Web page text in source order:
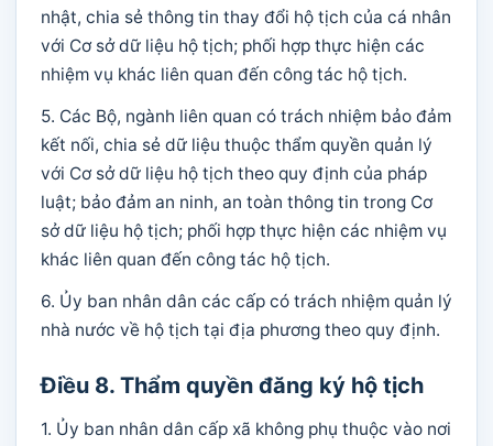
nhật, chia sẻ thông tin thay đổi hộ tịch của cá nhân
với Cơ sở dữ liệu hộ tịch; phối hợp thực hiện các
nhiệm vụ khác liên quan đến công tác hộ tịch.
5. Các Bộ, ngành liên quan có trách nhiệm bảo đảm
kết nối, chia sẻ dữ liệu thuộc thẩm quyền quản lý
với Cơ sở dữ liệu hộ tịch theo quy định của pháp
luật; bảo đảm an ninh, an toàn thông tin trong Cơ
sở dữ liệu hộ tịch; phối hợp thực hiện các nhiệm vụ
khác liên quan đến công tác hộ tịch.
6. Ủy ban nhân dân các cấp có trách nhiệm quản lý
nhà nước về hộ tịch tại địa phương theo quy định.
Điều 8. Thẩm quyền đăng ký hộ tịch
1. Ủy ban nhân dân cấp xã không phụ thuộc vào nơi